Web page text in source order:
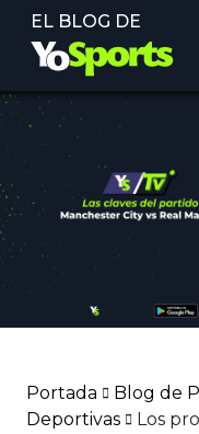
EL BLOG DE
Portada
Blog de
Deportivas
Los